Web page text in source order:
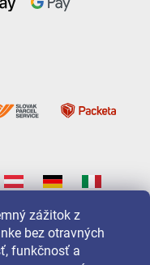
zážitok z
bez otravných
funkčnosť a